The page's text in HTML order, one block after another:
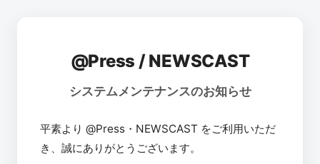
@Press / NEWSCAST
システムメンテナンスのお知らせ
平素より @Press・NEWSCAST をご利用いただ
き、誠にありがとうございます。